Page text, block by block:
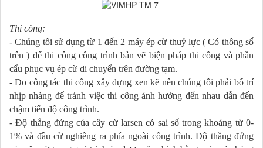
Thi công:
- Chúng tôi sử dụng từ 1 đến 2 máy ép cừ thuỷ lực ( Có thông số
trên ) để thi công công tr­ình­ bản vẽ biện pháp thi công và phần
cẩu phục vụ ép cừ di chuyển trên đường tạm.
- Do công tác thi công xây dựng xen kẽ nên chúng tôi phải bố trí
nhịp nhàng để tránh việc thi công ảnh h­ưởng đến nhau dẫn đến
chậm tiến độ công trình.
- Độ thẳng đứng của cây cừ larsen có sai số trong khoảng từ 0-
1% và đầu cừ nghiêng ra phía ngoài công trình. Độ thẳng đứng